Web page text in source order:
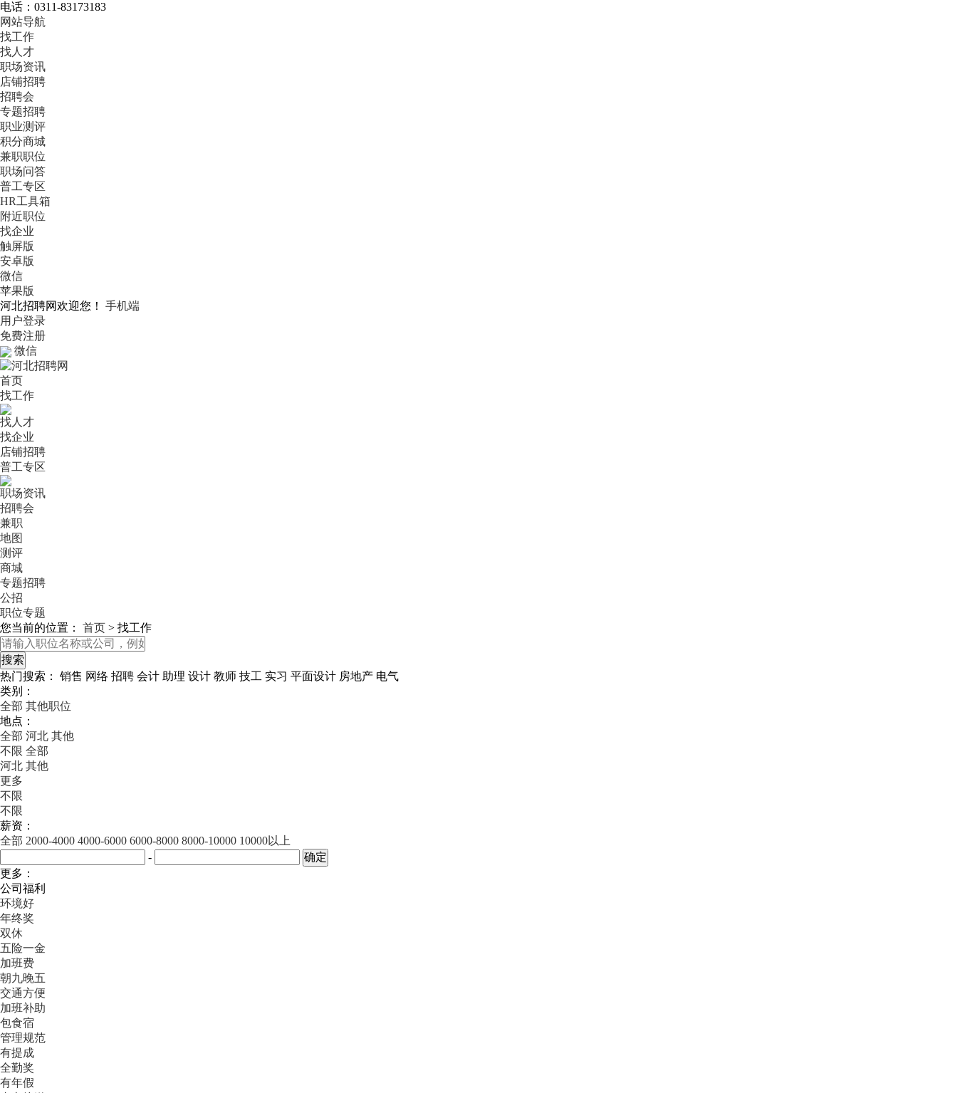
电话：0311-83173183
网站导航
找工作
找人才
职场资讯
店铺招聘
招聘会
专题招聘
职业测评
积分商城
兼职职位
职场问答
普工专区
HR工具箱
附近职位
找企业
触屏版
安卓版
微信
苹果版
河北招聘网欢迎您！
手机端
用户登录
免费注册
微信
首页
找工作
找人才
找企业
店铺招聘
普工专区
职场资讯
招聘会
兼职
地图
测评
商城
专题招聘
公招
职位专题
您当前的位置： 首页 > 找工作
热门搜索： 销售 网络 招聘 会计 助理 设计 教师 技工 实习 平面设计 房地产 电气
类别：
全部 其他职位
地点：
全部 河北 其他
不限 全部
河北 其他
更多
不限
不限
薪资：
全部 2000-4000 4000-6000 6000-8000 8000-10000 10000以上
-
更多：
公司福利
环境好
年终奖
双休
五险一金
加班费
朝九晚五
交通方便
加班补助
包食宿
管理规范
有提成
全勤奖
有年假